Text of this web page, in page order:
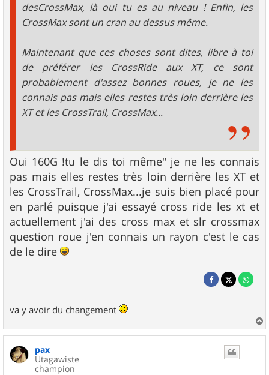
desCrossMax, là oui tu es au niveau ! Enfin, les
CrossMax sont un cran au dessus même.
Maintenant que ces choses sont dites, libre à toi
de préférer les CrossRide aux XT, ce sont
probablement d'assez bonnes roues, je ne les
connais pas mais elles restes très loin derrière les
XT et les CrossTrail, CrossMax...
Oui 160G !tu le dis toi même" je ne les connais
pas mais elles restes très loin derrière les XT et
les CrossTrail, CrossMax...je suis bien placé pour
en parlé puisque j'ai essayé cross ride les xt et
actuellement j'ai des cross max et slr crossmax
question roue j'en connais un rayon c'est le cas
de le dire
va y avoir du changement
a
u
pax
Utagawiste
champion